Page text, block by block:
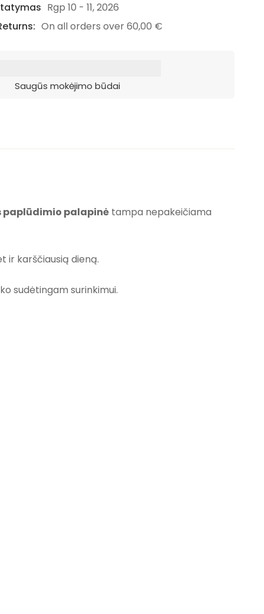
Rgp 10 - 11, 2026
On all orders over60,00 €
Saugūs mokėjimo būdai
paplūdimio palapinė tampa nepakeičiama
ir karščiausią dieną.
sudėtingam surinkimui.